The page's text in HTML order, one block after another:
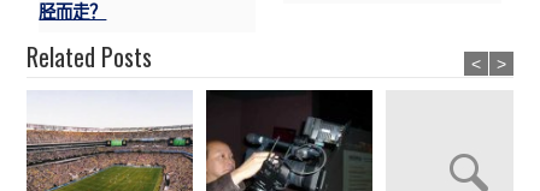
胫而走？
Related Posts < >